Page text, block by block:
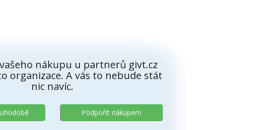
nákupu u partnerů givt.cz
organizace. A vás to nebude stát
nic navíc.
Podpořit nákupem